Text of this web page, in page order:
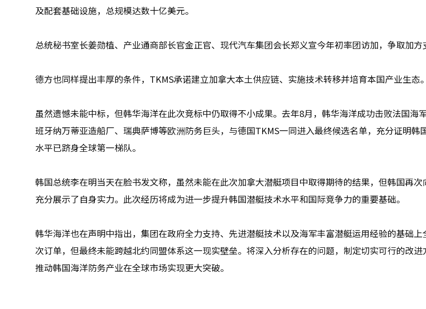
及配套基础设施，总规模达数十亿美元。
总统秘书室长姜勋植、产业通商部长官金正官、现代汽车集团会长郑义宣今年初率团访加，争取加方
德方也同样提出丰厚的条件，TKMS承诺建立加拿大本土供应链、实施技术转移并培育本国产业生态。
虽然遗憾未能中标，但韩华海洋在此次竞标中仍取得不小成果。去年8月，韩华海洋成功击败法国海
班牙纳万蒂亚造船厂、瑞典萨博等欧洲防务巨头，与德国TKMS一同进入最终候选名单，充分证明韩
水平已跻身全球第一梯队。
韩国总统李在明当天在脸书发文称，虽然未能在此次加拿大潜艇项目中取得期待的结果，但韩国再次
充分展示了自身实力。此次经历将成为进一步提升韩国潜艇技术水平和国际竞争力的重要基础。
韩华海洋也在声明中指出，集团在政府全力支持、先进潜艇技术以及海军丰富潜艇运用经验的基础上
次订单，但最终未能跨越北约同盟体系这一现实壁垒。将深入分析存在的问题，制定切实可行的改进
推动韩国海洋防务产业在全球市场实现更大突破。